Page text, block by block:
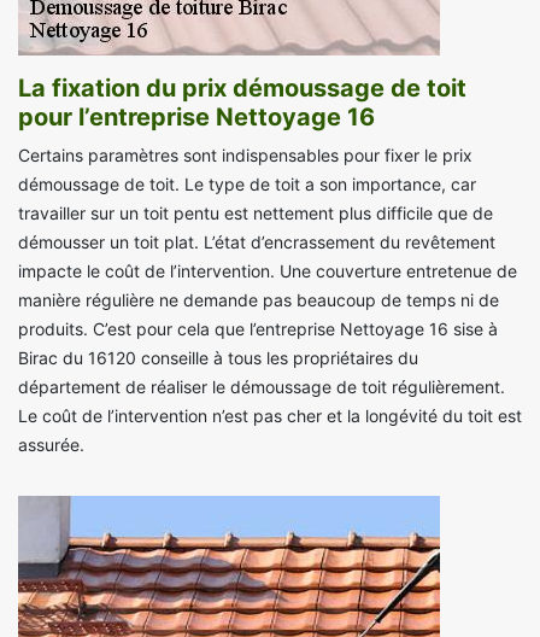
La fixation du prix démoussage de toit
pour l’entreprise Nettoyage 16
Certains paramètres sont indispensables pour fixer le prix
démoussage de toit. Le type de toit a son importance, car
travailler sur un toit pentu est nettement plus difficile que de
démousser un toit plat. L’état d’encrassement du revêtement
impacte le coût de l’intervention. Une couverture entretenue de
manière régulière ne demande pas beaucoup de temps ni de
produits. C’est pour cela que l’entreprise Nettoyage 16 sise à
Birac du 16120 conseille à tous les propriétaires du
département de réaliser le démoussage de toit régulièrement.
Le coût de l’intervention n’est pas cher et la longévité du toit est
assurée.